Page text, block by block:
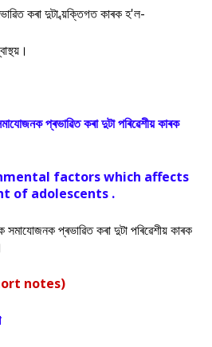
কৰা দুটা ব্য়ক্তিগত কাৰক হ'ল-
প্ৰভাৱিত কৰা দুটা পৰিৱেশীয় কাৰক
factors which affects
of adolescents .
সমাযোজনক প্ৰভাৱিত কৰা দুটা পৰিৱেশীয় কাৰক
notes)